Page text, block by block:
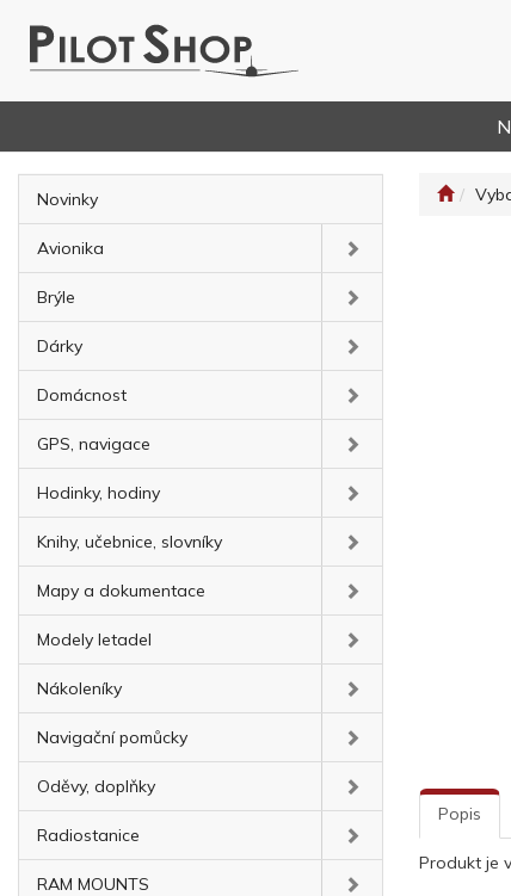
Novinky
Avionika
Brýle
Dárky
Domácnost
GPS, navigace
Hodinky, hodiny
Knihy, učebnice, slovníky
Mapy a dokumentace
Modely letadel
Nákoleníky
Navigační pomůcky
Oděvy, doplňky
Radiostanice
RAM MOUNTS
Popis
Produkt je